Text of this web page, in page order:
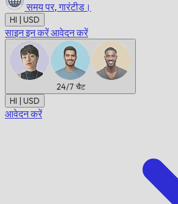
समय पर, गारंटीड।
HI | USD
साइन इन करेंआवेदन करें
24/7 चैट
HI | USD
आवेदन करें